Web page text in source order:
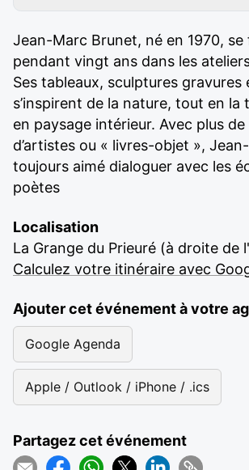
Jean-Marc Brunet, né en 1970, se
pendant vingt ans dans les
Ses tableaux, sculptures gravures
s’inspirent de la nature, tout en
en paysage intérieur. Avec plus
d’artistes ou « livres-objet »,
toujours aimé dialoguer avec les
poètes
Localisation
La Grange du Prieuré (à droite de
Calculez votre itinéraire avec
Ajouter cet événement à votre
Google Agenda
Apple / Outlook / iPhone / .ics
Partagez cet événement